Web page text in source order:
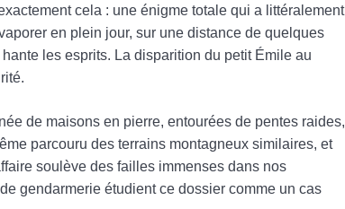
cela : une énigme totale qui a littéralement
en plein jour, sur une distance de quelques
les esprits. La disparition du petit Émile au
de maisons en pierre, entourées de pentes raides,
parcouru des terrains montagneux similaires, et
soulève des failles immenses dans nos
gendarmerie étudient ce dossier comme un cas